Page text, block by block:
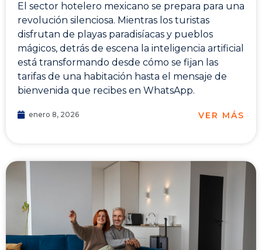
El sector hotelero mexicano se prepara para una
revolución silenciosa. Mientras los turistas
disfrutan de playas paradisíacas y pueblos
mágicos, detrás de escena la inteligencia artificial
está transformando desde cómo se fijan las
tarifas de una habitación hasta el mensaje de
bienvenida que recibes en WhatsApp.
enero 8, 2026 VER MÁS